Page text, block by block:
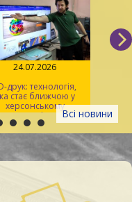
Всі новини
24.07.2026
друк: технологія,
стає ближчою у
херсонському
Maker Space